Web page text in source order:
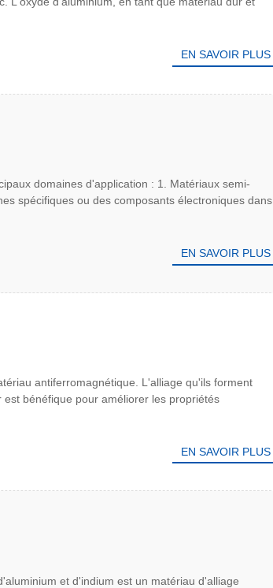
EN SAVOIR PLUS
domaines d'application : 1. Matériaux semi-
spécifiques ou des composants électroniques dans
EN SAVOIR PLUS
antiferromagnétique. L'alliage qu'ils forment
bénéfique pour améliorer les propriétés
EN SAVOIR PLUS
et d'indium est un matériau d'alliage